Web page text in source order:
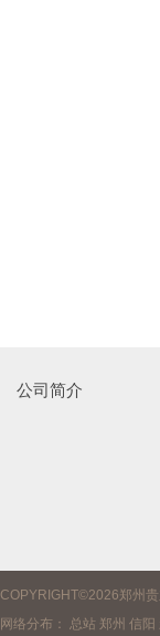
公司简介
COPYRIGHT©2026郑州
网络分布： 总站 郑州 信阳